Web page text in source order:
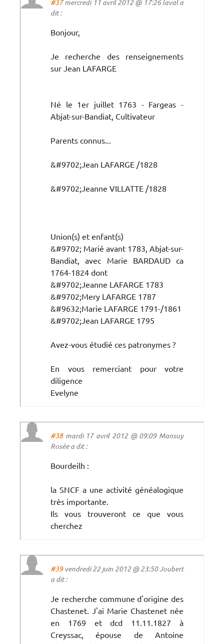
#37mercredi 11 avril 2012 @ 17:26 laval a
dit :
Bonjour,
Je recherche des renseignements
sur Jean LAFARGE
Né le 1er juillet 1763 - Fargeas -
Abjat-sur-Bandiat, Cultivateur
Parents connus...
&#9702;Jean LAFARGE /1828
&#9702;Jeanne VILLATTE /1828
Union(s) et enfant(s)
&#9702; Marié avant 1783, Abjat-sur-
Bandiat, avec Marie BARDAUD ca
1764-1824 dont
&#9702;Jeanne LAFARGE 1783
&#9702;Mery LAFARGE 1787
&#9632;Marie LAFARGE 1791-/1861
&#9702;Jean LAFARGE 1795
Avez-vous étudié ces patronymes ?
En vous remerciant pour votre
diligence
Evelyne
#38mardi 17 avril 2012 @ 09:09 Mansuy
Rosée a dit :
Bourdeilh :
la SNCF a une activité généalogique
très importante.
Ils vous trouveront ce que vous
cherchez
#39vendredi 22 juin 2012 @ 23:50 Joubert
a dit :
Je recherche commune d'origine des
Chastenet. J'ai Marie Chastenet née
en 1769 et dcd 11.11.1827 à
Creyssac, épouse de Antoine